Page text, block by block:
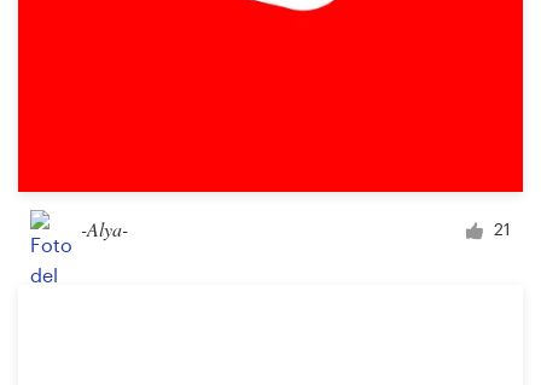
-Alya- 21